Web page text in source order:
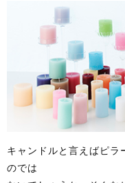
キャンドルと言えばピラ
のでは